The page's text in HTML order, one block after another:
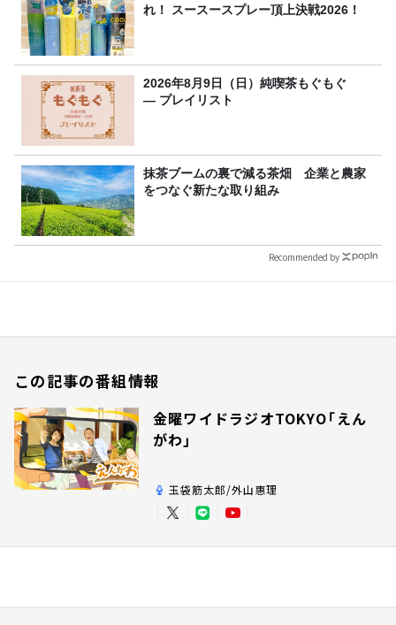
れ！ スースースプレー頂上決戦2026！
2026年8月9日（日）純喫茶もぐもぐ
― プレイリスト
抹茶ブームの裏で減る茶畑 企業と農家
をつなぐ新たな取り組み
Recommended by
この記事の番組情報
金曜ワイドラジオTOKYO「えん
がわ」
玉袋筋太郎/外山惠理